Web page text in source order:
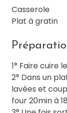
Casserole
Plat à gratin
1° Faire cuire
2° Dans un
lavées et
four 20min à